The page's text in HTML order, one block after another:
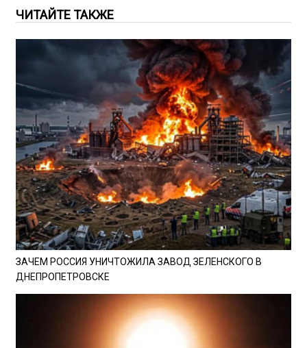
ЧИТАЙТЕ ТАКЖЕ
ЗАЧЕМ РОССИЯ УНИЧТОЖИЛА ЗАВОД ЗЕЛЕНСКОГО В
ДНЕПРОПЕТРОВСКЕ